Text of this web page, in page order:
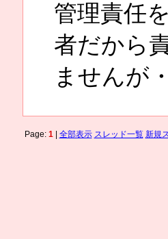
管理責任
者だから
ませんが
Page: 1| 全部表示 スレッド一覧 新規